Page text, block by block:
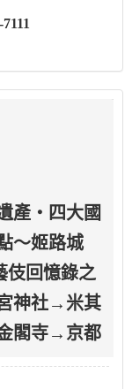
產‧四大國
～姬路城
伎回憶錄之
神社→米其
閣寺→京都